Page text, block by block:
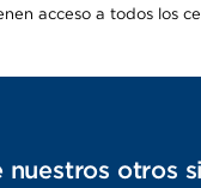
acceso a todos los
nuestros otros